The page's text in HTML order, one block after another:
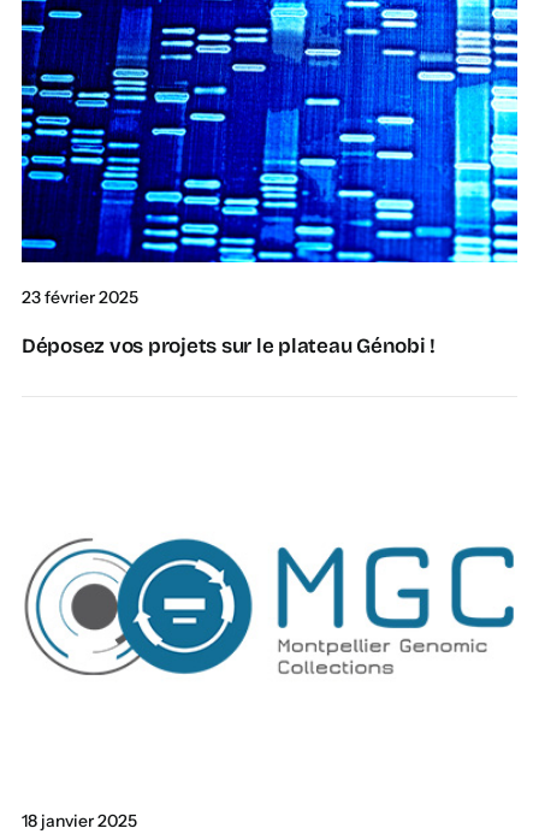
23 février 2025
Déposez vos projets sur le plateau Génobi !
18 janvier 2025